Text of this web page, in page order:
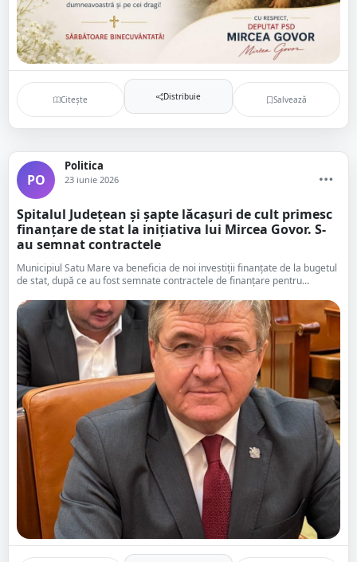
Citește Distribuie Salvează
PO
Politica
23 iunie 2026
Spitalul Județean și șapte lăcașuri de cult primesc
finanțare de stat la inițiativa lui Mircea Govor. S-
au semnat contractele
Municipiul Satu Mare va beneficia de noi investiții finanțate de la bugetul
de stat, după ce au fost semnate contractele de finanțare pentru...